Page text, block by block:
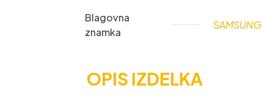
Blagovna
znamka
SAMSUNG
OPIS IZDELKA